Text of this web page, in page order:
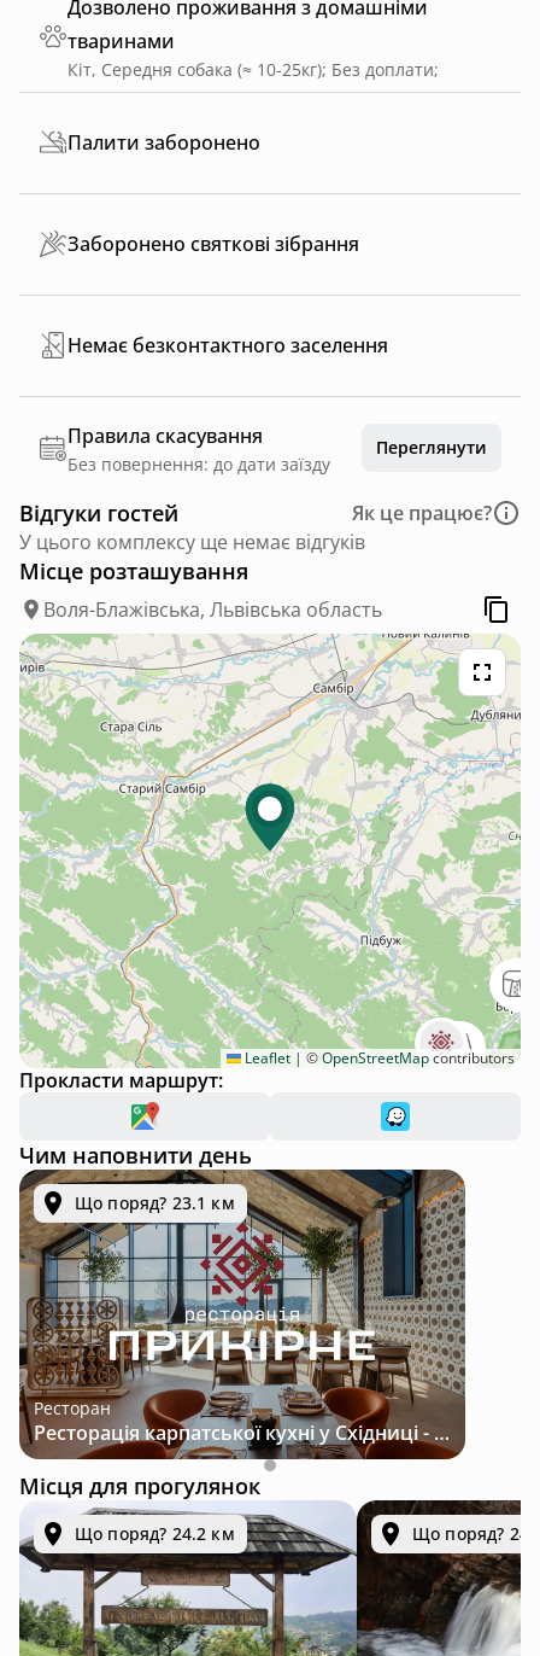
Дозволено проживання з домашніми
тваринами
Кіт, Середня собака (≈ 10-25кг); Без доплати;
Палити заборонено
Заборонено святкові зібрання
Немає безконтактного заселення
Правила скасування
Без повернення: до дати заїзду
Переглянути
Відгуки гостей
Як це працює?
У цього комплексу ще немає відгуків
Місце розташування
Воля-Блажівська, Львівська область
Leaflet | ©OpenStreetMapcontributors
Прокласти маршрут:
Чим наповнити день
Що поряд? 23.1 км
Ресторан
Ресторація карпатської кухні у Східниці - місце з характером і традиціями
Місця для прогулянок
Що поряд? 24.2 км Що поряд?